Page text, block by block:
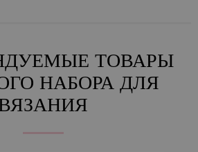
ТОВАРЫ
НАБОРА ДЛЯ